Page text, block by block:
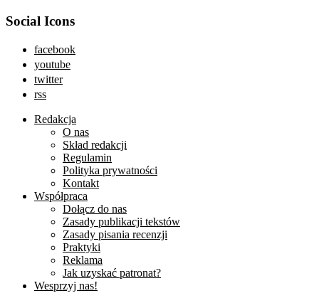
Social Icons
facebook
youtube
twitter
rss
Redakcja
O nas
Skład redakcji
Regulamin
Polityka prywatności
Kontakt
Współpraca
Dołącz do nas
Zasady publikacji tekstów
Zasady pisania recenzji
Praktyki
Reklama
Jak uzyskać patronat?
Wesprzyj nas!